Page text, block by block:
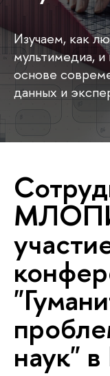
Изучаем, как
мультимедиа,
основе
данных и
наук"